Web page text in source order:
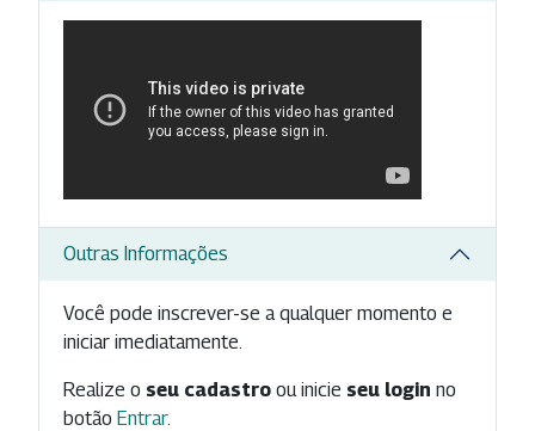
Outras Informações
Você pode inscrever-se a qualquer momento e
iniciar imediatamente.
Realize o seu cadastro ou inicie seu login no
botão Entrar.